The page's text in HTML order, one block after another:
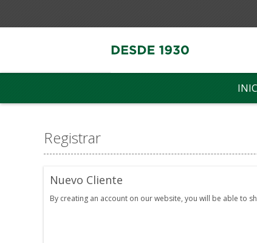
Registrar
Nuevo Cliente
By creating an account on our website, you will be able to